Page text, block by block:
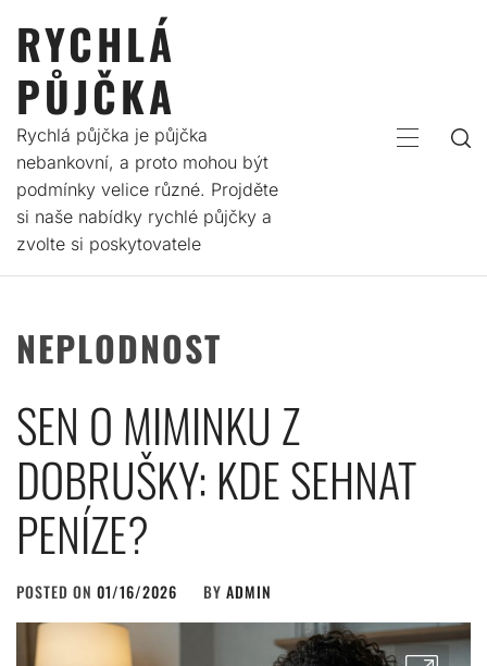
content
RYCHLÁ
PŮJČKA
Rychlá půjčka je půjčka
nebankovní, a proto mohou být
podmínky velice různé. Projděte
si naše nabídky rychlé půjčky a
zvolte si poskytovatele
PRIMARY
NEPLODNOST
SEN O MIMINKU Z
DOBRUŠKY: KDE SEHNAT
PENÍZE?
POSTED ON 01/16/2026 BY ADMIN